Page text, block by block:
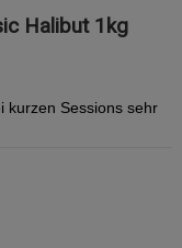
Halibut 1kg
kurzen Sessions sehr